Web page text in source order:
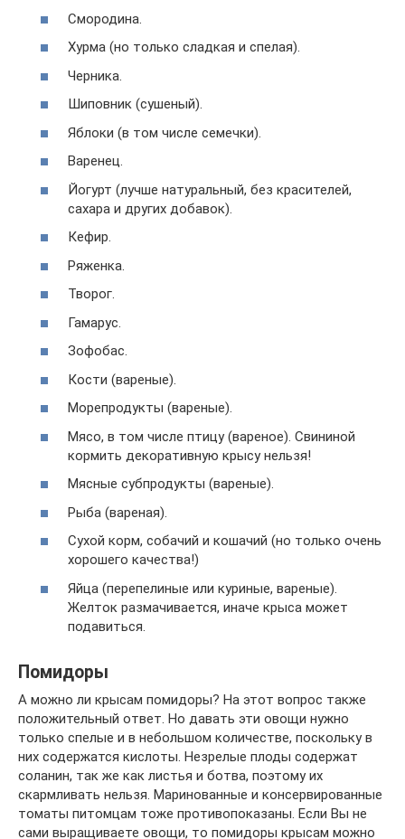
Смородина.
Хурма (но только сладкая и спелая).
Черника.
Шиповник (сушеный).
Яблоки (в том числе семечки).
Варенец.
Йогурт (лучше натуральный, без красителей,
сахара и других добавок).
Кефир.
Ряженка.
Творог.
Гамарус.
Зофобас.
Кости (вареные).
Морепродукты (вареные).
Мясо, в том числе птицу (вареное). Свининой
кормить декоративную крысу нельзя!
Мясные субпродукты (вареные).
Рыба (вареная).
Сухой корм, собачий и кошачий (но только очень
хорошего качества!)
Яйца (перепелиные или куриные, вареные).
Желток размачивается, иначе крыса может
подавиться.
Помидоры
А можно ли крысам помидоры? На этот вопрос также
положительный ответ. Но давать эти овощи нужно
только спелые и в небольшом количестве, поскольку в
них содержатся кислоты. Незрелые плоды содержат
соланин, так же как листья и ботва, поэтому их
скармливать нельзя. Маринованные и консервированные
томаты питомцам тоже противопоказаны. Если Вы не
сами выращиваете овощи, то помидоры крысам можно